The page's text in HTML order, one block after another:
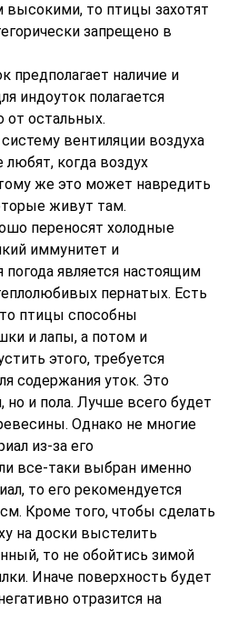
то птицы захотят
запрещено в
предполагает наличие и
индоуток полагается
от остальных.
вентиляции воздуха
любят, когда воздух
же это может навредить
живут там.
переносят холодные
иммунитет и
погода является настоящим
пернатых. Есть
птицы способны
и лапы, а потом и
этого, требуется
содержания уток. Это
но и пола. Лучше всего будет
Однако не многие
из-за его
все-таки выбран именно
то его рекомендуется
Кроме того, чтобы сделать
на доски выстелить
то не обойтись зимой
Иначе поверхность будет
отразится на